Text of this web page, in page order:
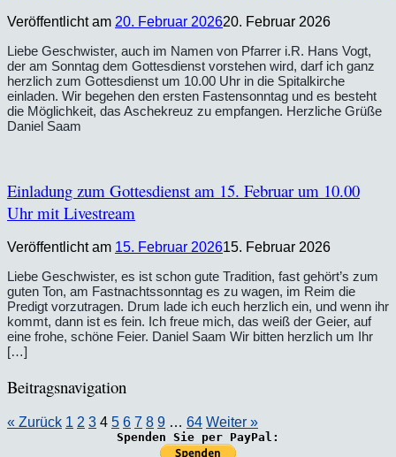
Veröffentlicht am 20. Februar 202620. Februar 2026
Liebe Geschwister, auch im Namen von Pfarrer i.R. Hans Vogt,
der am Sonntag dem Gottesdienst vorstehen wird, darf ich ganz
herzlich zum Gottesdienst um 10.00 Uhr in die Spitalkirche
einladen. Wir begehen den ersten Fastensonntag und es besteht
die Möglichkeit, das Aschekreuz zu empfangen. Herzliche Grüße
Daniel Saam
Einladung zum Gottesdienst am 15. Februar um 10.00
Uhr mit Livestream
Veröffentlicht am 15. Februar 202615. Februar 2026
Liebe Geschwister, es ist schon gute Tradition, fast gehört’s zum
guten Ton, am Fastnachtssonntag es zu wagen, im Reim die
Predigt vorzutragen. Drum lade ich euch herzlich ein, und wenn ihr
kommt, dann ist es fein. Ich freue mich, das weiß der Geier, auf
eine frohe, schöne Feier. Daniel Saam Wir bitten herzlich um Ihr
[…]
Beitragsnavigation
« Zurück 1 2 3 4 5 6 7 8 9 … 64 Weiter »
Spenden Sie per PayPal: